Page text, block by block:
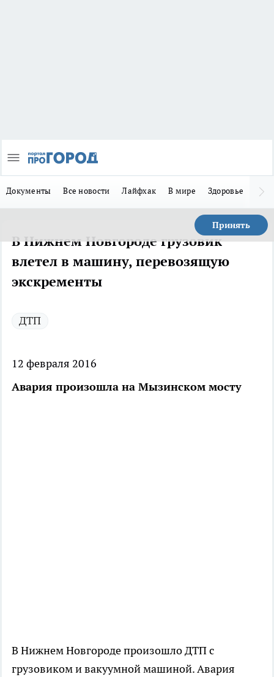
Документы Все новости Лайфхак В мире Здоровье
Принять
В Нижнем Новгороде грузовик
влетел в машину, перевозящую
экскременты
ДТП
12 февраля 2016
Авария произошла на Мызинском мосту
В Нижнем Новгороде произошло ДТП с
грузовиком и вакуумной машиной. Авария